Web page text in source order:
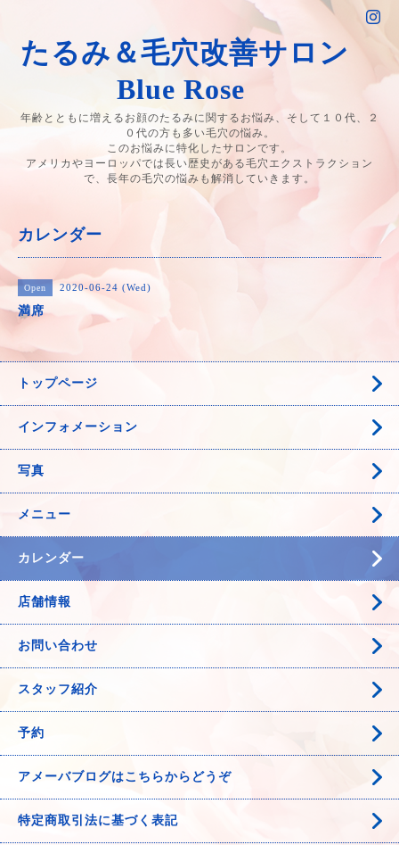
たるみ＆毛穴改善サロン
Blue Rose
年齢とともに増えるお顔のたるみに関するお悩み、そして１０代、２
０代の方も多い毛穴の悩み。
このお悩みに特化したサロンです。
アメリカやヨーロッパでは長い歴史がある毛穴エクストラクション
で、長年の毛穴の悩みも解消していきます。
カレンダー
Open 2020-06-24 (Wed)
満席
トップページ
インフォメーション
写真
メニュー
カレンダー
店舗情報
お問い合わせ
スタッフ紹介
予約
アメーバブログはこちらからどうぞ
特定商取引法に基づく表記